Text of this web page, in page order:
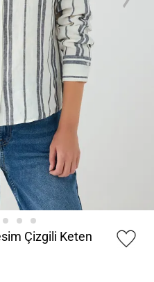
Çizgili Keten